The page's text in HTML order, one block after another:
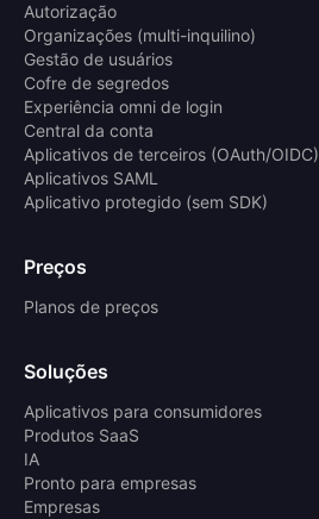
Autorização
Organizações (multi-inquilino)
Gestão de usuários
Cofre de segredos
Experiência omni de login
Central da conta
Aplicativos de terceiros (OAuth/OIDC)
Aplicativos SAML
Aplicativo protegido (sem SDK)
Preços
Planos de preços
Soluções
Aplicativos para consumidores
Produtos SaaS
IA
Pronto para empresas
Empresas